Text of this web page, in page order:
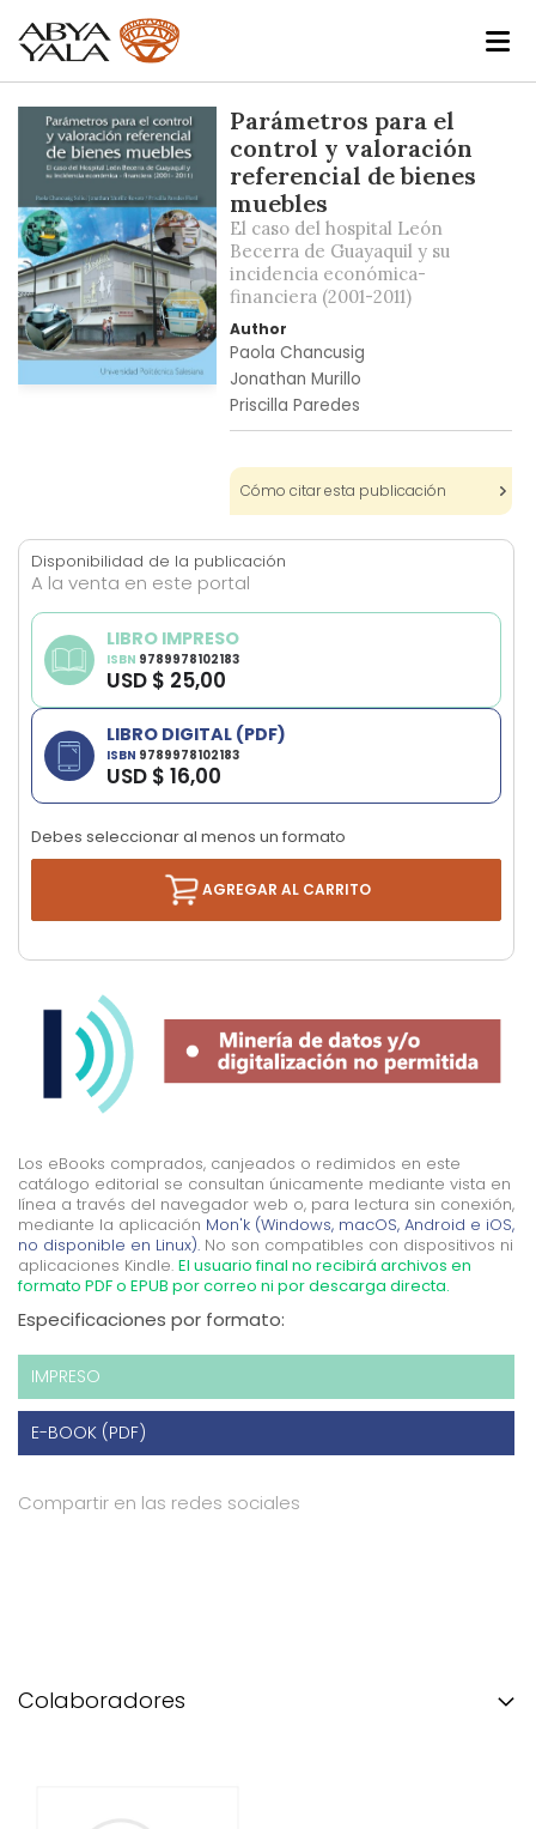
Skip
the
end
of
the
images
gallery
images
gallery
Parámetros para el
control y valoración
referencial de bienes
muebles
El caso del hospital León
Becerra de Guayaquil y su
incidencia económica-
financiera (2001-2011)
Author
Paola Chancusig
Jonathan Murillo
Priscilla Paredes
Cómo citar esta publicación
Disponibilidad de la publicación
A la venta en este portal
LIBRO DIGITAL (PDF)
ISBN 9789978102183
USD $ 16,00
LIBRO IMPRESO
ISBN 9789978102183
USD $ 25,00
Debes seleccionar al menos un formato
AGREGAR AL CARRITO
Los eBooks comprados, canjeados o redimidos en este
catálogo editorial se consultan únicamente mediante vista en
línea a través del navegador web o, para lectura sin conexión,
mediante la aplicación Mon'k (Windows, macOS, Android e iOS,
no disponible en Linux). No son compatibles con dispositivos ni
aplicaciones Kindle. El usuario final no recibirá archivos en
formato PDF o EPUB por correo ni por descarga directa.
Especificaciones por formato:
IMPRESO
E-BOOK (PDF)
Compartir en las redes sociales
Colaboradores